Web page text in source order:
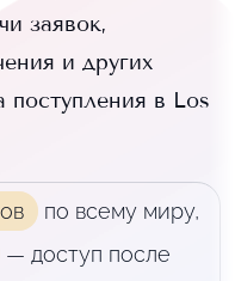
заявок,
и других
поступления в Los
по всему миру,
— доступ после